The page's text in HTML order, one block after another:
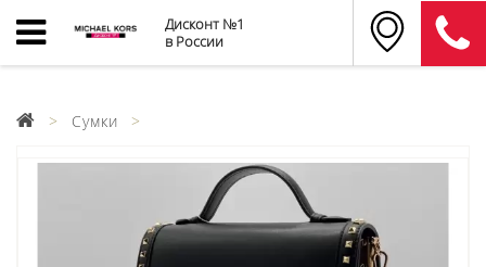
Дисконт №1
в России
Сумки